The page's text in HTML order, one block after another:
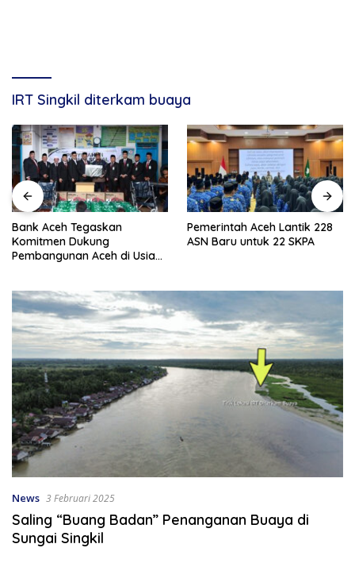
IRT Singkil diterkam buaya
Bank Aceh Tegaskan
Komitmen Dukung
Pembangunan Aceh di Usia
Pemerintah Aceh Lantik 228
ASN Baru untuk 22 SKPA
News 3 Februari 2025
Saling “Buang Badan” Penanganan Buaya di
Sungai Singkil